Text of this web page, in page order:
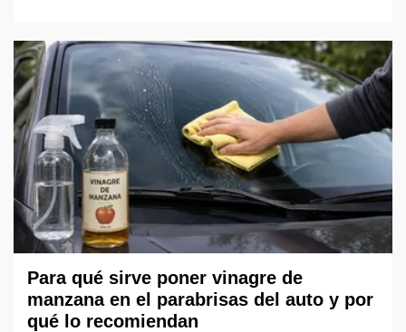
Para qué sirve poner vinagre de
manzana en el parabrisas del auto y por
qué lo recomiendan